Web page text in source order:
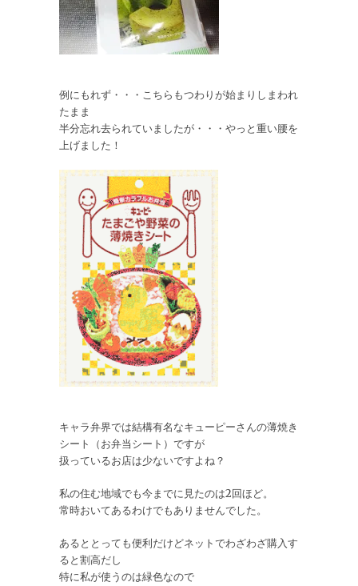
例にもれず・・・こちらもつわりが始まりしまわれ
たまま
半分忘れ去られていましたが・・・やっと重い腰を
上げました！
キャラ弁界では結構有名なキューピーさんの薄焼き
シート（お弁当シート）ですが
扱っているお店は少ないですよね？
私の住む地域でも今までに見たのは2回ほど。
常時おいてあるわけでもありませんでした。
あるととっても便利だけどネットでわざわざ購入す
ると割高だし
特に私が使うのは緑色なので